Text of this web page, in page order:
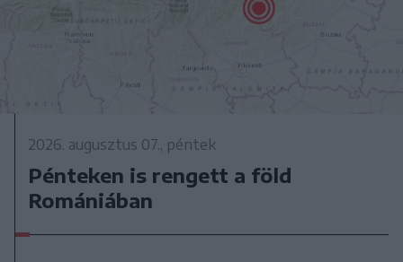
2026. augusztus 07., péntek
Pénteken is rengett a föld
Romániában